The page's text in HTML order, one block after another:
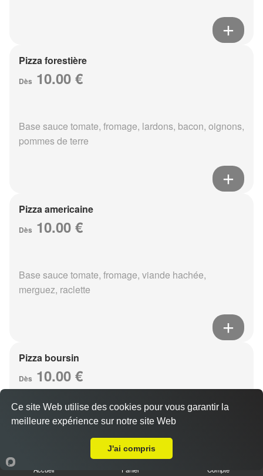
Pizza forestière
Dès 10.00 €
Base sauce tomate, fromage, lardons, bacon, oignons,
pommes de terre
Pizza americaine
Dès 10.00 €
Base sauce tomate, fromage, viande hachée,
merguez, raclette
Pizza boursin
Dès 10.00 €
Base sauce tomate, fromage, viande hachée, boursin,
Accueil Panier Compte
Ce site Web utilise des cookies pour vous garantir la
meilleure expérience sur notre site Web
J'ai compris